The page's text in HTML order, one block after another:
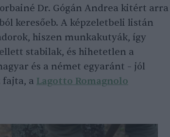
Dr. Gógán Andrea kitért arra
keresőeb. A képzeletbeli listán
hiszen munkakutyák, így
stabilak, és hihetetlen a
és a német egyaránt – jól
fajta, a Lagotto Romagnolo